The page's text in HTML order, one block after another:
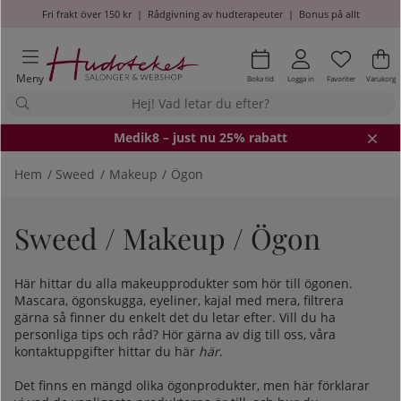
Fri frakt över 150 kr| Rådgivning av hudterapeuter| Bonus på allt
Meny Boka tid Logga in Antal i
.
Favoriter .
Varukorg
Medik8 – just nu 25% rabatt
Hem Sweed Makeup Ögon
Sweed / Makeup / Ögon
Här hittar du alla makeupprodukter som hör till ögonen.
Mascara, ögonskugga, eyeliner, kajal med mera, filtrera
gärna så finner du enkelt det du letar efter. Vill du ha
personliga tips och råd? Hör gärna av dig till oss, våra
kontaktuppgifter hittar du här här.
Det finns en mängd olika ögonprodukter, men här förklarar